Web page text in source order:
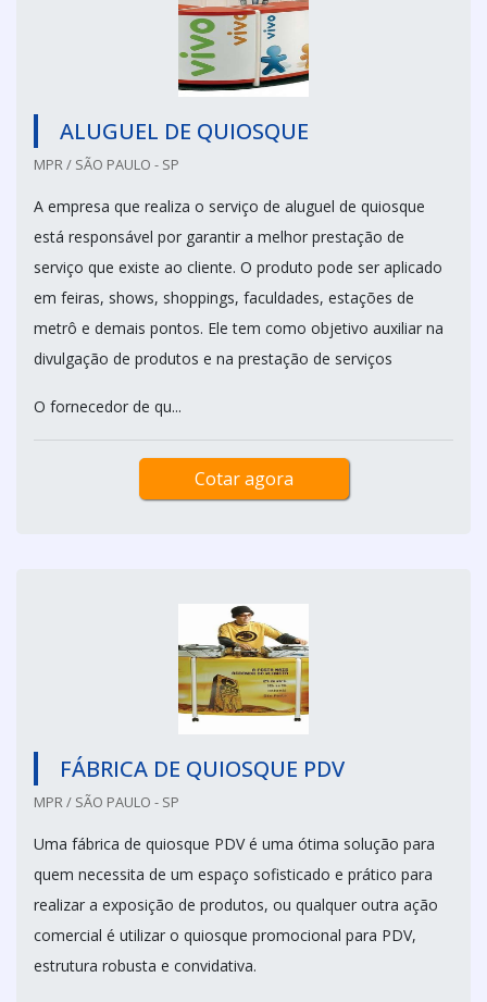
ALUGUEL DE QUIOSQUE
MPR / SÃO PAULO - SP
A empresa que realiza o serviço de aluguel de quiosque
está responsável por garantir a melhor prestação de
serviço que existe ao cliente. O produto pode ser aplicado
em feiras, shows, shoppings, faculdades, estações de
metrô e demais pontos. Ele tem como objetivo auxiliar na
divulgação de produtos e na prestação de serviços
O fornecedor de qu...
Cotar agora
FÁBRICA DE QUIOSQUE PDV
MPR / SÃO PAULO - SP
Uma fábrica de quiosque PDV é uma ótima solução para
quem necessita de um espaço sofisticado e prático para
realizar a exposição de produtos, ou qualquer outra ação
comercial é utilizar o quiosque promocional para PDV,
estrutura robusta e convidativa.